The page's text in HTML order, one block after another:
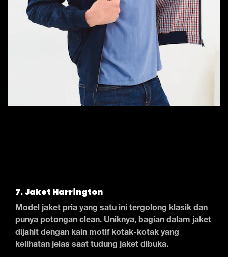
7. Jaket Harrington
Model jaket pria yang satu ini tergolong klasik dan
punya potongan clean. Uniknya, bagian dalam jaket
dijahit dengan kain motif kotak-kotak yang
kelihatan jelas saat tudung jaket dibuka.